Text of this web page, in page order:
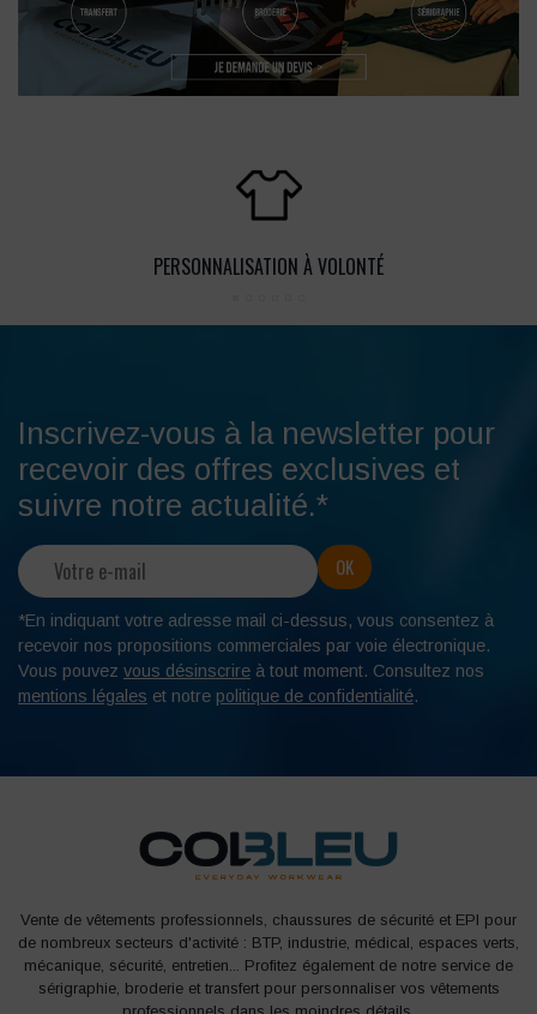
PERSONNALISATION À VOLONTÉ
Inscrivez-vous à la newsletter pour
recevoir des offres exclusives et
suivre notre actualité.*
*En indiquant votre adresse mail ci-dessus, vous consentez à
recevoir nos propositions commerciales par voie électronique.
Vous pouvez vous désinscrire à tout moment. Consultez nos
mentions légales et notre politique de confidentialité.
Vente de vêtements professionnels, chaussures de sécurité et EPI pour
de nombreux secteurs d'activité : BTP, industrie, médical, espaces verts,
mécanique, sécurité, entretien... Profitez également de notre service de
sérigraphie, broderie et transfert pour personnaliser vos vêtements